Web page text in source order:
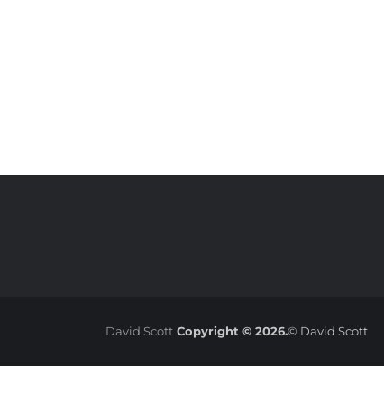
David Scott Copyright © 2026.© David Scott